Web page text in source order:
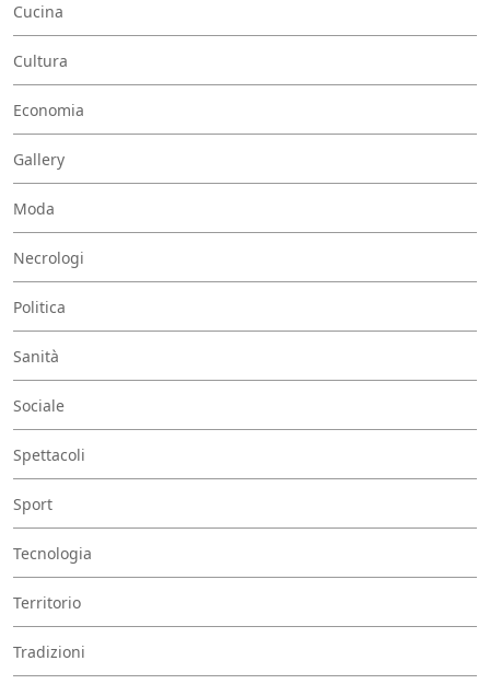
Cucina
Cultura
Economia
Gallery
Moda
Necrologi
Politica
Sanità
Sociale
Spettacoli
Sport
Tecnologia
Territorio
Tradizioni